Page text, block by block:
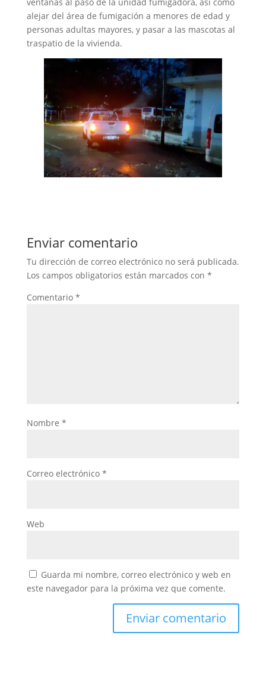
alejar del área de fumigación a menores de edad y
personas adultas mayores, y pasar a las mascotas al
traspatio de la vivienda.
Enviar comentario
Tu dirección de correo electrónico no será publicada.
Los campos obligatorios están marcados con *
Comentario *
Nombre *
Correo electrónico *
Web
Guarda mi nombre, correo electrónico y web en
este navegador para la próxima vez que comente.